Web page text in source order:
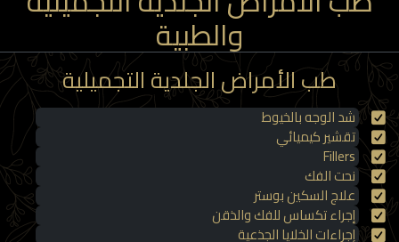
والطبية
طب الأمراض الجلدية التجميلية
شد الوجه بالخيوط
تقشير كيميائي
Fillers
نحت الفك
علاج السكين بوستر
إجراء تكساس للفك والذقن
إجراءات الخلايا الجذعية